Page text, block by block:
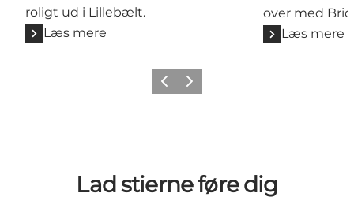
roligt ud i Lillebælt.
Læs mere
over med
Læs mere
ForrigeNæste
Lad stierne føre dig